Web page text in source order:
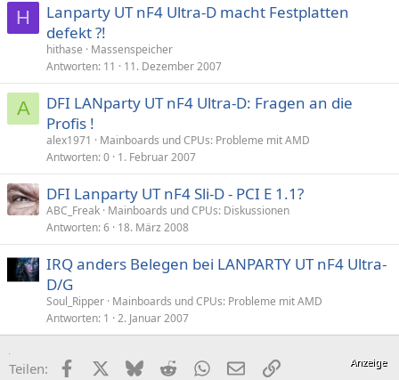
H
Lanparty UT nF4 Ultra-D macht Festplatten
defekt ?!
hithase
Massenspeicher
Antworten 11 11. Dezember 2007
A
DFI LANparty UT nF4 Ultra-D: Fragen an die
Profis !
alex1971
Mainboards und CPUs: Probleme mit AMD
Antworten 0 1. Februar 2007
DFI Lanparty UT nF4 Sli-D - PCI E 1.1?
ABC_Freak Mainboards und CPUs: Diskussionen
Antworten 6 18. März 2008
IRQ anders Belegen bei LANPARTY UT nF4 Ultra-
D/G
Soul_Ripper Mainboards und CPUs: Probleme mit AMD
Antworten 1 2. Januar 2007
Teilen: FacebookX (Twitter)
BlueskyRedditWhatsApp
E-MailLink